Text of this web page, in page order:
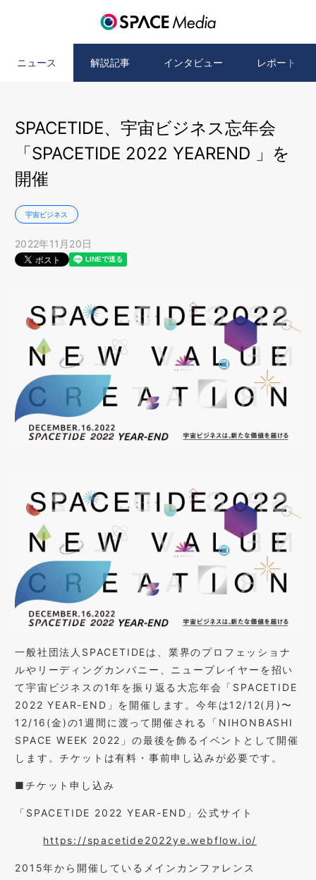
ニュース 解説記事 インタビュー レポート
SPACETIDE、宇宙ビジネス忘年会
「SPACETIDE 2022 YEAREND 」を
開催
宇宙ビジネス
2022年11月20日
⼀般社団法⼈SPACETIDEは、業界のプロフェッショナ
ルやリーディングカンパニー、ニュープレイヤーを招い
て宇宙ビジネスの1年を振り返る⼤忘年会「SPACETIDE
2022 YEAR-END」を開催します。今年は12/12(⽉)〜
12/16(⾦)の1週間に渡って開催される「NIHONBASHI
SPACE WEEK 2022」の最後を飾るイベントとして開催
します。チケットは有料・事前申し込みが必要です。
■チケット申し込み
「SPACETIDE 2022 YEAR-END」公式サイト
https://spacetide2022ye.webflow.io/
2015年から開催しているメインカンファレンス